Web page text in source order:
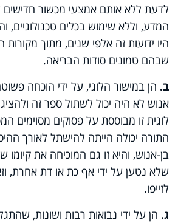
לדעת ללא אותם אמצעי מכשור חדישים
המדע, וללא שימוש בכלים טכנולוגיים,
היו ידועות זה אלפי שנים, מתוך מקורות
שבהם טמונים סודות הבריאה.
ב. הן במישור הלוגי, על ידי הוכחה
אנוש לא היה יכול לשתול ספר זה
לוגית זו מבוססת על פסוקים מסוימים
התורה יכולה הייתה להישתל לאורך
בן-אנוש, והיא זו גם המוכיחה את קיומו
שלא נטען על ידי אף כת או דת אחרת,
לזייפו.
ג. הן על ידי נבואות רבות ושונות,